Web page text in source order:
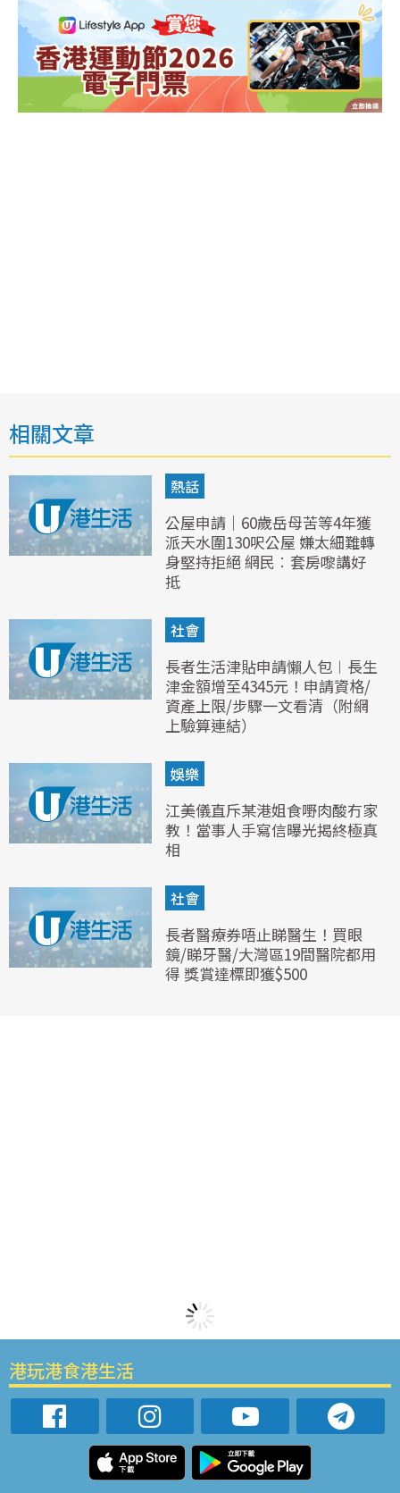
相關文章
熱話
公屋申請｜60歲岳母苦等4年獲
派天水圍130呎公屋 嫌太細難轉
身堅持拒絕 網民︰套房嚟講好
抵
社會
長者生活津貼申請懶人包︱長生
津金額增至4345元！申請資格/
資產上限/步驟一文看清（附網
上驗算連結）
娛樂
江美儀直斥某港姐食嘢肉酸冇家
教！當事人手寫信曝光揭終極真
相
社會
長者醫療券唔止睇醫生！買眼
鏡/睇牙醫/大灣區19間醫院都用
得 獎賞達標即獲$500
港玩港食港生活